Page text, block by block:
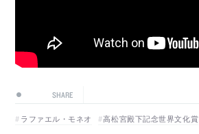
SHARE
ラファエル・モネオ 高松宮殿下記念世界文化賞